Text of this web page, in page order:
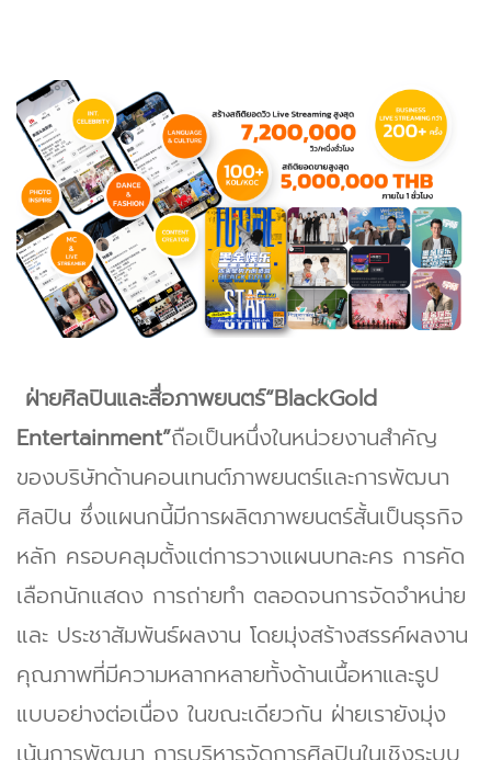
ฝ่ายศิลปินและสื่อภาพยนตร์“BlackGold
Entertainment”ถือเป็นหนึ่งในหน่วยงานสำคัญ
ของบริษัทด้านคอนเทนต์ภาพยนตร์และการพัฒนา
ศิลปิน ซึ่งแผนกนี้มีการผลิตภาพยนตร์สั้นเป็นธุรกิจ
หลัก ครอบคลุมตั้งแต่การวางแผนบทละคร การคัด
เลือกนักแสดง การถ่ายทำ ตลอดจนการจัดจำหน่าย
และ ประชาสัมพันธ์ผลงาน โดยมุ่งสร้างสรรค์ผลงาน
คุณภาพที่มีความหลากหลายทั้งด้านเนื้อหาและรูป
แบบอย่างต่อเนื่อง ในขณะเดียวกัน ฝ่ายเรายังมุ่ง